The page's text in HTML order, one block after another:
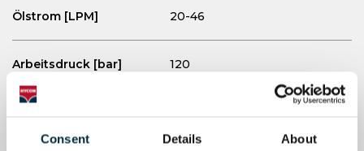
Consent Details About
Ölstrom [LPM] 20-46
Arbeitsdruck [bar] 120